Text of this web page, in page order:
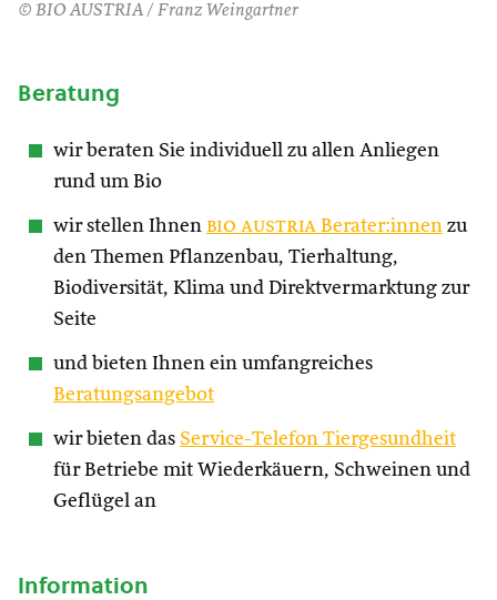
© BIO AUSTRIA / Franz Weingartner
Beratung
wir beraten Sie individuell zu allen Anliegen
rund um Bio
wir stellen Ihnen bio austria Berater:innen zu
den Themen Pflanzenbau, Tierhaltung,
Biodiversität, Klima und Direktvermarktung zur
Seite
und bieten Ihnen ein umfangreiches
Beratungsangebot
wir bieten das Service-Telefon Tiergesundheit
für Betriebe mit Wiederkäuern, Schweinen und
Geflügel an
Information